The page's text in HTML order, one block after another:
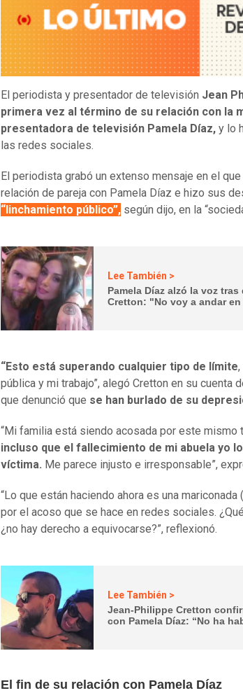
El periodista y presentador de televisión Jean
primera vez al término de su relación con la
presentadora de televisión Pamela Díaz, y lo
las redes sociales.
El periodista grabó un extenso mensaje en el
relación de pareja con Pamela Díaz e hizo sus
“linchamiento público”, según dijo, en la
Lee También >
Pamela Díaz alzó la voz
Cretton: "No voy a andar
“Esto está superando cualquier tipo de límite
pública y mi trabajo”, alegó Cretton en su cuenta
que denunció que se han burlado de su
“Mi familia está siendo acosada por este mismo
incluso que el fallecimiento de mi abuela yo
víctima. Me parece injusto e irresponsable”,
“Lo que están haciendo ahora es una
por el acoso que se hace en redes sociales.
¿no hay derecho a equivocarse?”, reflexionó.
Lee También >
Jean-Philippe Cretton
con Pamela Díaz: “No ha
El fin de su relación con Pamela Díaz